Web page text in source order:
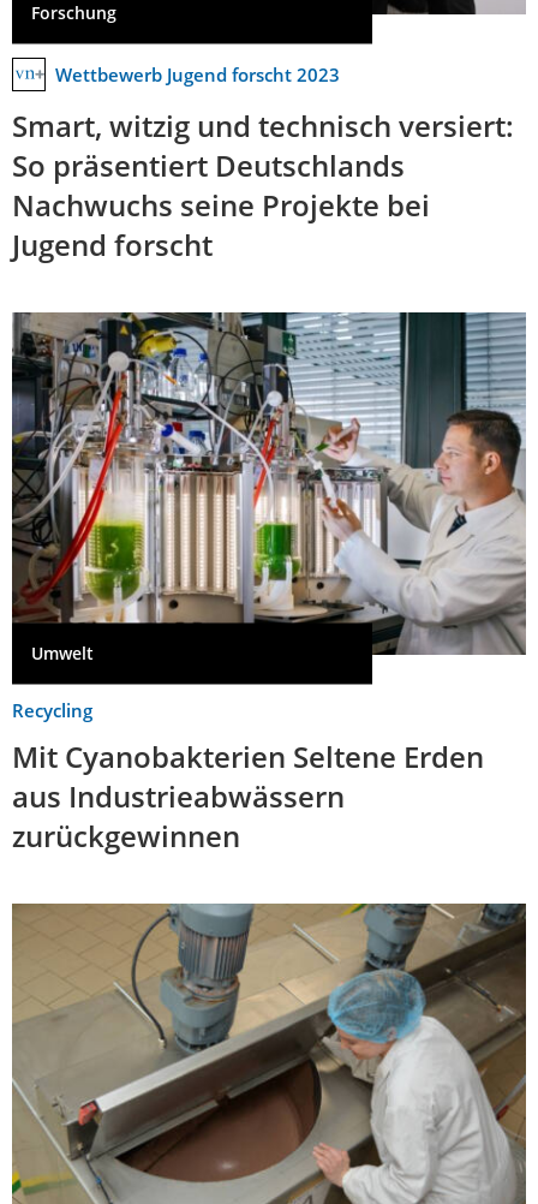
Forschung
Wettbewerb Jugend forscht 2023
Smart, witzig und technisch versiert:
So präsentiert Deutschlands
Nachwuchs seine Projekte bei
Jugend forscht
Umwelt
Recycling
Mit Cyanobakterien Seltene Erden
aus Industrieabwässern
zurückgewinnen